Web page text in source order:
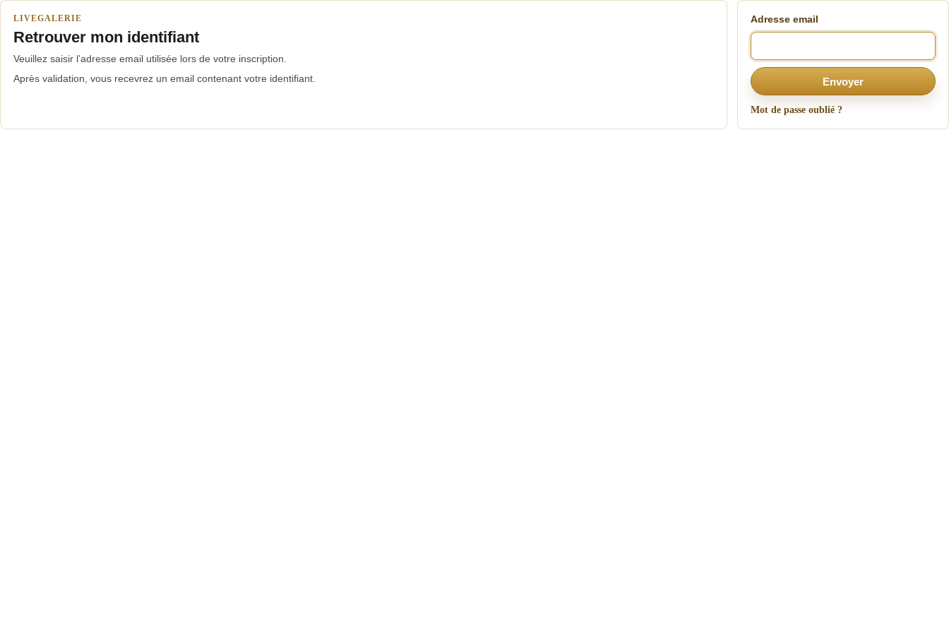
LIVEGALERIE
Retrouver mon identifiant
Veuillez saisir l’adresse email utilisée lors de votre inscription.
Après validation, vous recevrez un email contenant votre identifiant.
Adresse email
Envoyer
Mot de passe oublié ?